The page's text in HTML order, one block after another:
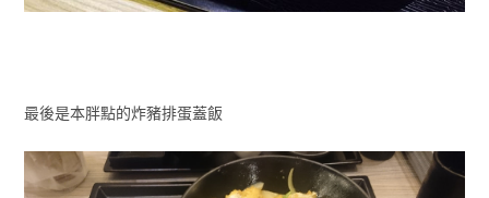
最後是本胖點的炸豬排蛋蓋飯